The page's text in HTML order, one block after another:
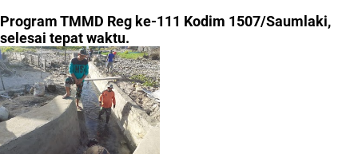
Program TMMD Reg ke-111 Kodim 1507/Saumlaki,
selesai tepat waktu.